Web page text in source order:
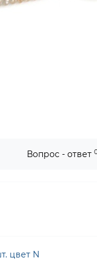
Вопрос - ответ
цвет N